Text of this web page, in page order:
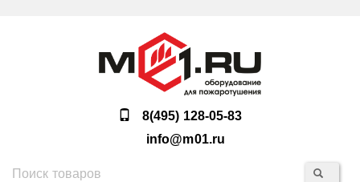
8(495) 128-05-83
info@m01.ru